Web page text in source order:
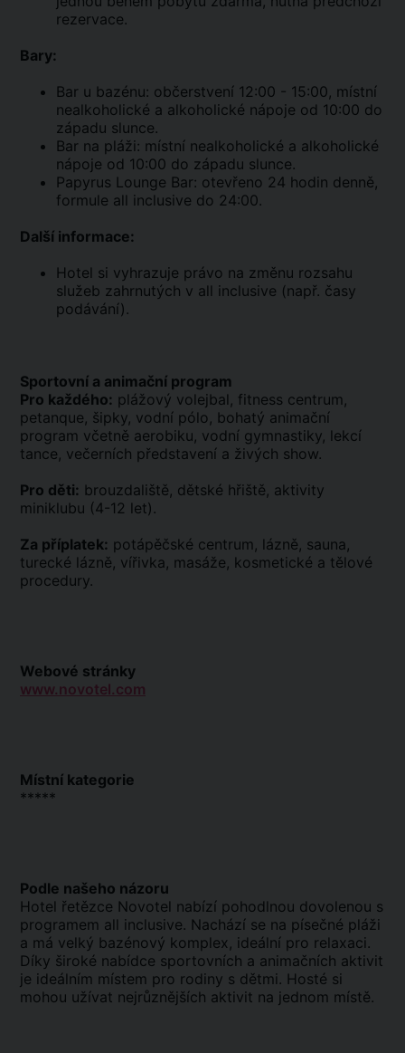
rezervace.
Bary:
Bar u bazénu: občerstvení 12:00 - 15:00, místní
nealkoholické a alkoholické nápoje od 10:00 do
západu slunce.
Bar na pláži: místní nealkoholické a alkoholické
nápoje od 10:00 do západu slunce.
Papyrus Lounge Bar: otevřeno 24 hodin denně,
formule all inclusive do 24:00.
Další informace:
Hotel si vyhrazuje právo na změnu rozsahu
služeb zahrnutých v all inclusive (např. časy
podávání).
Sportovní a animační program
Pro každého: plážový volejbal, fitness centrum,
petanque, šipky, vodní pólo, bohatý animační
program včetně aerobiku, vodní gymnastiky, lekcí
tance, večerních představení a živých show.
Pro děti: brouzdaliště, dětské hřiště, aktivity
miniklubu (4-12 let).
Za příplatek: potápěčské centrum, lázně, sauna,
turecké lázně, vířivka, masáže, kosmetické a tělové
procedury.
Webové stránky
www.novotel.com
Místní kategorie
*****
Podle našeho názoru
Hotel řetězce Novotel nabízí pohodlnou dovolenou s
programem all inclusive. Nachází se na písečné pláži
a má velký bazénový komplex, ideální pro relaxaci.
Díky široké nabídce sportovních a animačních aktivit
je ideálním místem pro rodiny s dětmi. Hosté si
mohou užívat nejrůznějších aktivit na jednom místě.